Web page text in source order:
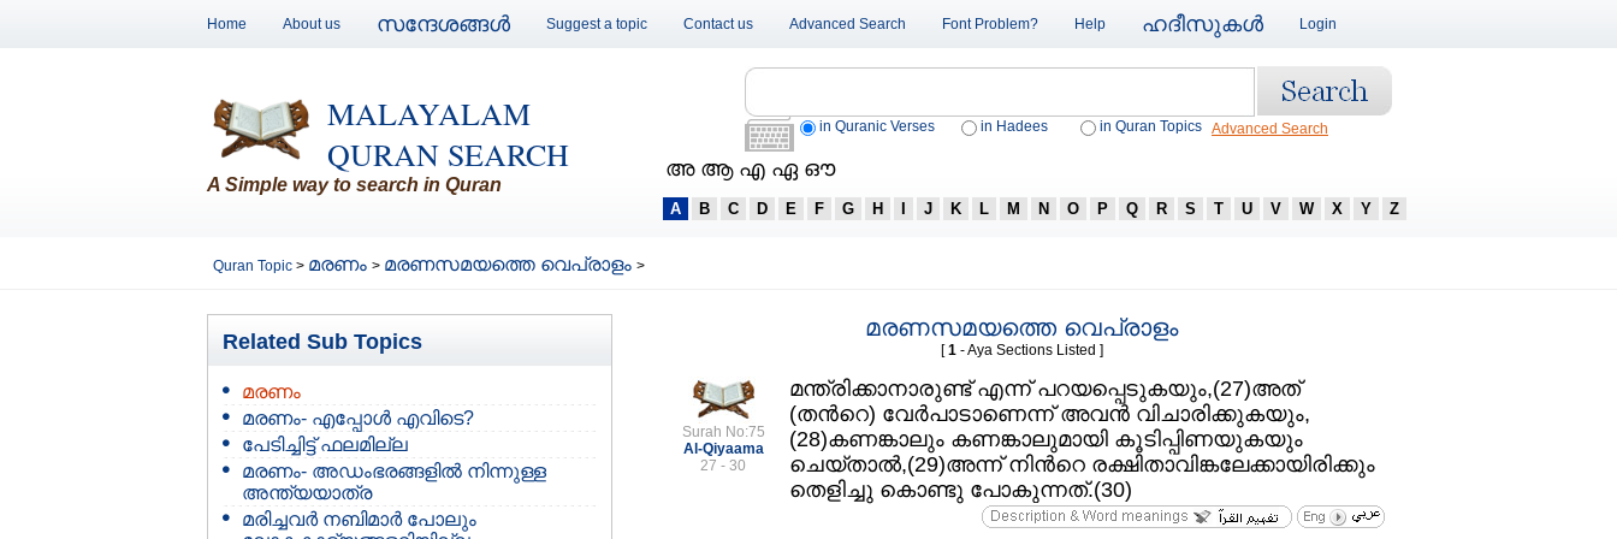
Home About us സന്ദേശങ്ങള്‍ Suggest a topic Contact us Advanced Search Font Problem? Help ഹദീസുകള്‍ Login
MALAYALAM
QURAN SEARCH
A Simple way to search in Quran
in Quranic Verses in Hadees in Quran Topics Advanced Search
അ ആ എ ഏ ഔ
A B C D E F G H J K L M N O P Q R S T U V W X Y Z
Quran Topic > മരണം > മരണസമയത്തെ വെപ്രാളം >
Related Sub Topics
മരണം
മരണം- എപ്പോള്‍ എവിടെ?
പേടിച്ചിട്ട് ഫലമില്ല
മരണം- അഡംഭരങ്ങളില്‍ നിന്നുള്ള
അന്ത്യയാത്ര
മരിച്ചവര്‍ നബിമാര്‍ പോലും
മരണസമയത്തെ വെപ്രാളം
[1- Aya Sections Listed ]
Surah No:75
Al-Qiyaama
27 - 30
മന്ത്രിക്കാനാരുണ്ട്‌ എന്ന്‌ പറയപ്പെടുകയും,(27)അത്‌
(തന്‍റെ) വേര്‍പാടാണെന്ന്‌ അവന്‍ വിചാരിക്കുകയും,
(28)കണങ്കാലും കണങ്കാലുമായി കൂടിപ്പിണയുകയും
ചെയ്താല്‍,(29)അന്ന്‌ നിന്‍റെ രക്ഷിതാവിങ്കലേക്കായിരിക്കും
തെളിച്ചു കൊണ്ടു പോകുന്നത്‌.(30)